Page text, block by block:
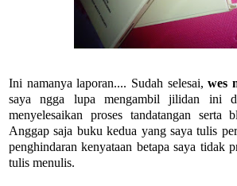
Ini namanya laporan.... Sudah selesai,wes
saya ngga lupa mengambil jilidan ini
menyelesaikan proses tandatangan serta
Anggap saja buku kedua yang saya tulis
penghindaran kenyataan betapa saya tidak
tulis menulis.